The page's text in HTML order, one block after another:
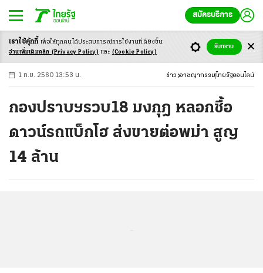
สมัครบริการ
-ก ก ก+
1 ก.ย. 2560 13:53 น. ข่าว อาชญากรรม ไทยรัฐออนไลน์
กองปราบฯรวบ18 มงกุฎ หลอกซื้อ
ดาวน์รถแบ็กโฮ ส่งขายต่อพม่า สูญ
14 ล้าน
เราใช้คุ้กกี้ เพื่อให้ทุกคนได้ประสบการณ์การใช้งานที่ดียิ่งขึ้น
อ่านเพิ่มเติมคลิก (Privacy Policy) และ (Cookie Policy)
รับทราบ